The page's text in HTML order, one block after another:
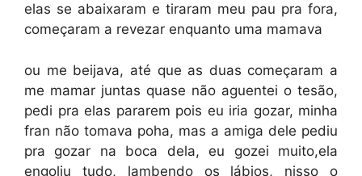
elas se abaixaram e tiraram meu pau pra fora,
começaram a revezar enquanto uma mamava
ou me beijava, até que as duas começaram a
me mamar juntas quase não aguentei o tesão,
pedi pra elas pararem pois eu iria gozar, minha
fran não tomava poha, mas a amiga dele pediu
pra gozar na boca dela, eu gozei muito,ela
engoliu tudo, lambendo os lábios, nisso o